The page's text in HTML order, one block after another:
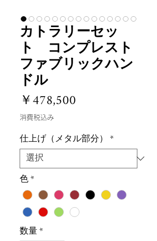
カトラリーセッ
ト コンプレスト
ファブリックハン
ドル
￥478,500
消費税込み
仕上げ（メタル部分） *
色*
数量*